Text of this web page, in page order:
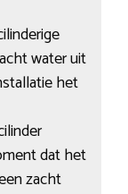
water uit
het
dat het
zacht